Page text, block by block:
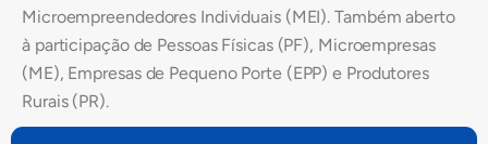
Microempreendedores Individuais (MEI). Também aberto
à participação de Pessoas Físicas (PF), Microempresas
(ME), Empresas de Pequeno Porte (EPP) e Produtores
Rurais (PR).